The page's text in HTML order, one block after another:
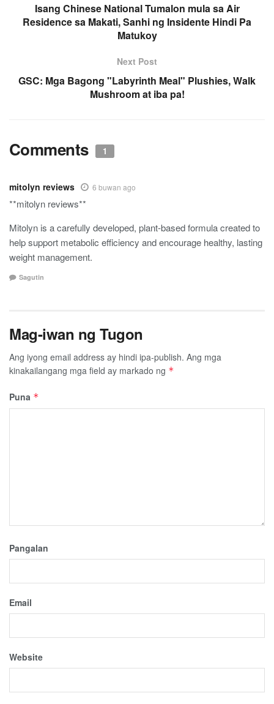
Isang Chinese National Tumalon mula sa Air
Residence sa Makati, Sanhi ng Insidente Hindi Pa
Matukoy
Next Post
GSC: Mga Bagong "Labyrinth Meal" Plushies, Walk
Mushroom at iba pa!
Comments 1
mitolyn reviews 6 buwan ago
**mitolyn reviews**
Mitolyn is a carefully developed, plant-based formula created to
help support metabolic efficiency and encourage healthy, lasting
weight management.
Sagutin
Mag-iwan ng Tugon
Ang iyong email address ay hindi ipa-publish. Ang mga
kinakailangang mga field ay markado ng *
Puna *
Pangalan
Email
Website